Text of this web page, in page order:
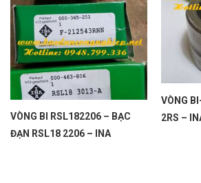
VÒNG BI RSL182206 – BẠC
ĐẠN RSL18 2206 – INA
VÒNG
2RS –